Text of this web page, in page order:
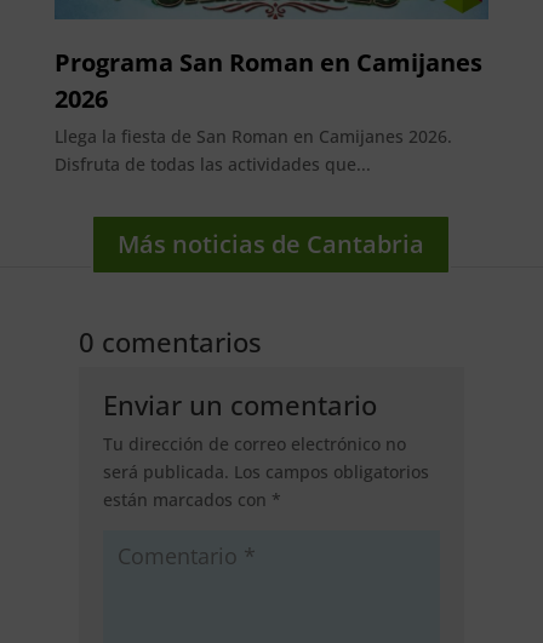
Programa San Roman en Camijanes
2026
Llega la fiesta de San Roman en Camijanes 2026.
Disfruta de todas las actividades que...
Más noticias de Cantabria
0 comentarios
Enviar un comentario
Tu dirección de correo electrónico no
será publicada. Los campos obligatorios
están marcados con *